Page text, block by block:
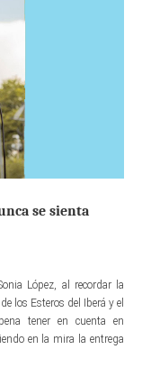
se sienta
López, al recordar la
los Esteros del Iberá y el
tener en cuenta en
en la mira la entrega